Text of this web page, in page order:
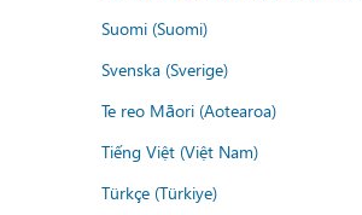
Suomi (Suomi)
Svenska (Sverige)
Te reo Māori (Aotearoa)
Tiếng Việt (Việt Nam)
Türkçe (Türkiye)